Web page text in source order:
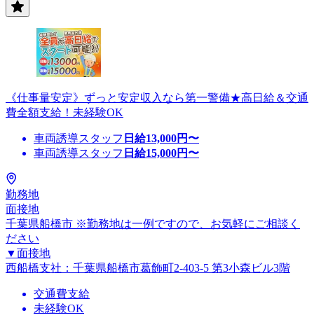
《仕事量安定》ずっと安定収入なら第一警備★高日給＆交通
費全額支給！未経験OK
車両誘導スタッフ 日給13,000円〜
車両誘導スタッフ 日給15,000円〜
勤務地
面接地
千葉県船橋市 ※勤務地は一例ですので、お気軽にご相談く
ださい
▼面接地
西船橋支社：千葉県船橋市葛飾町2-403-5 第3小森ビル3階
交通費支給
未経験OK